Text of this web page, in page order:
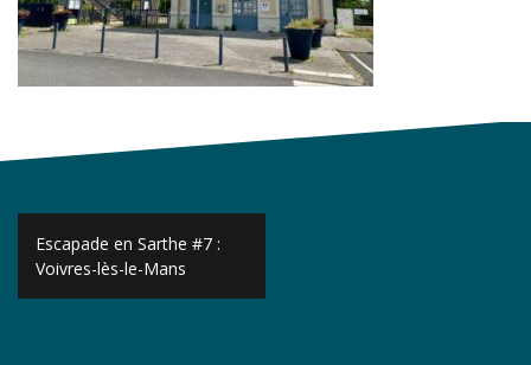
Navigation
de
l’article
Escapade en Sarthe #7 :
Voivres-lès-le-Mans